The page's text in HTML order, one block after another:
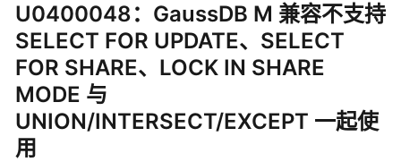
产
品
介
绍
快
速
U0400048：GaussDB M 兼容不支持
SELECT FOR UPDATE、SELECT
FOR SHARE、LOCK IN SHARE
MODE 与
UNION/INTERSECT/EXCEPT 一起使
用